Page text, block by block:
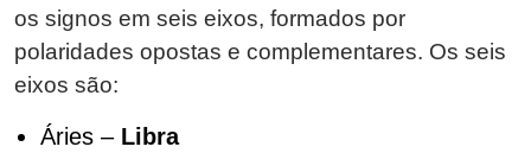
os signos em seis eixos, formados por
polaridades opostas e complementares. Os seis
eixos são:
Áries – Libra